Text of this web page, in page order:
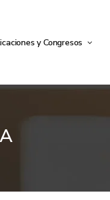
y Congresos